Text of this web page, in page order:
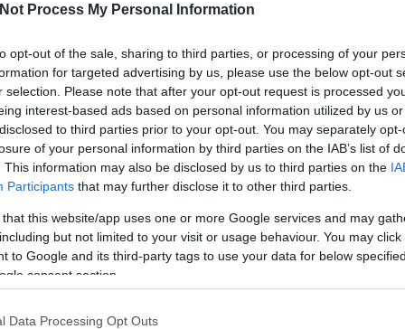
Process My Personal Information
opt-out of the sale, sharing to third parties, or processing of your
for targeted advertising by us, please use the below opt-out
selection. Please note that after your opt-out request is processed
interest-based ads based on personal information utilized by us
to third parties prior to your opt-out. You may separately
of your personal information by third parties on the IAB’s list of
This information may also be disclosed by us to third parties on the
Participants that may further disclose it to other third parties.
that this website/app uses one or more Google services and may
but not limited to your visit or usage behaviour. You may
to Google and its third-party tags to use your data for below
consent section.
Data Processing Opt Outs
gólya tribalindustrialprell instant kollaps experimentális
komment
KONTRAVOID, A SÖTÉT, DE
MESTERE
(is) ismert Kontravoid kiváló idei lemezével, és a sötét
építkező hangzásához kiválóan passzoló hazai supporttal